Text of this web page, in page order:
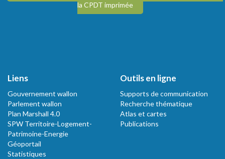
la CPDT imprimée
Liens
Gouvernement wallon
Parlement wallon
Plan Marshall 4.0
SPW Territoire-Logement-
Patrimoine-Energie
Géoportail
Statistiques
Outils en ligne
Supports de communication
Recherche thématique
Atlas et cartes
Publications